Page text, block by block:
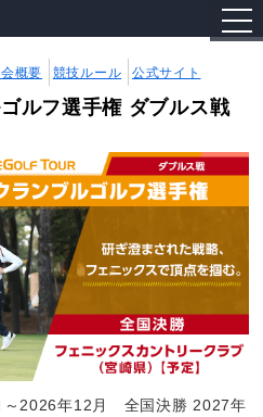
概要 競技ルール 公式サイト
ルフ選手権 ダブルス戦
～2026年12月 全国決勝 2027年